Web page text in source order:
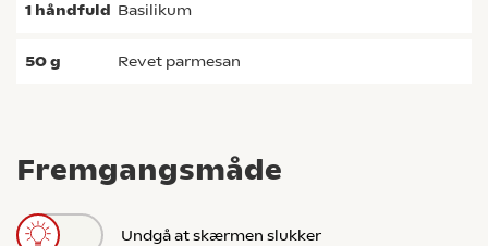
Fremgangsmåde
Undgå at skærmen slukker
1 håndfuld basilikum
50g revet parmesan